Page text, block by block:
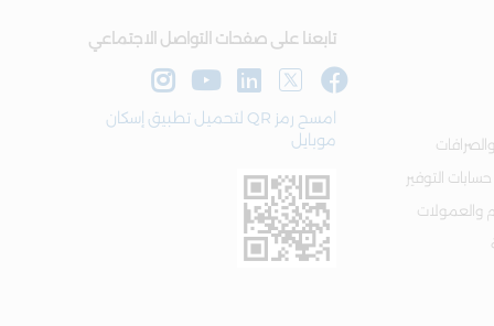
حسابات التوفير
والعمولات
تابعنا على صفحات التواصل الاجتماعي
امسح رمز QR لتحميل تطبيق إسكان
موبايل